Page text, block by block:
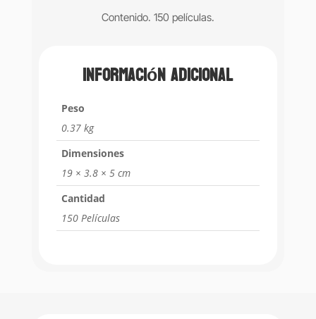
Contenido. 150 películas.
Información adicional
Peso
0.37 kg
Dimensiones
19 × 3.8 × 5 cm
Cantidad
150 Películas